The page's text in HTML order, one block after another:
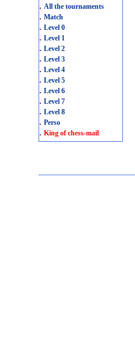
. All the tournaments
. Match
. Level 0
. Level 1
. Level 2
. Level 3
. Level 4
. Level 5
. Level 6
. Level 7
. Level 8
. Perso
. King of chess-mail